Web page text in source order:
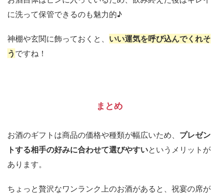
に洗って保管できるのも魅力的♪
神棚や玄関に飾っておくと、 いい運気を呼び込んでくれそ
う ですね！
まとめ
お酒のギフトは商品の価格や種類が幅広いため、 プレゼン
トする相手の好みに合わせて選びやすいというメリットが
あります。
ちょっと贅沢なワンランク上のお酒があると、祝宴の席が